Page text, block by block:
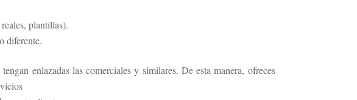
plantillas).
diferente.
enlazadas las comerciales y similares. De esta manera, ofreces